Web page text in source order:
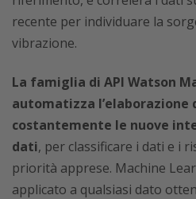
recente per individuare la
vibrazione.
La famiglia di API Watson
automatizza
costantemente le nuove
dati, per classificare i dati e i
priorità apprese. Machine
applicato a qualsiasi dato